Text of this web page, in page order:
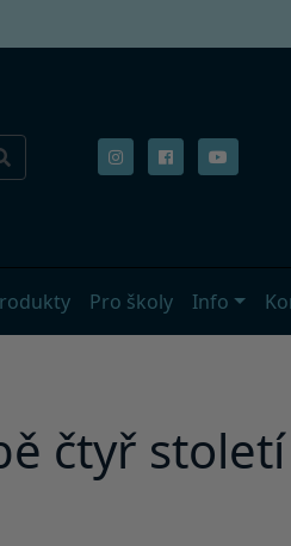
Pro školy Info
čtyř století